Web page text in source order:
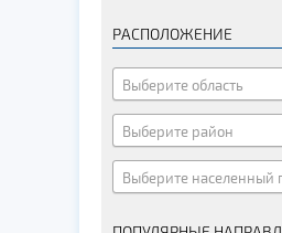
Памятники
Памятники
Памятники
Памятники
Церкви
РАСПОЛОЖЕНИЕ
Выберите область
Выберите район
Выберите населенный